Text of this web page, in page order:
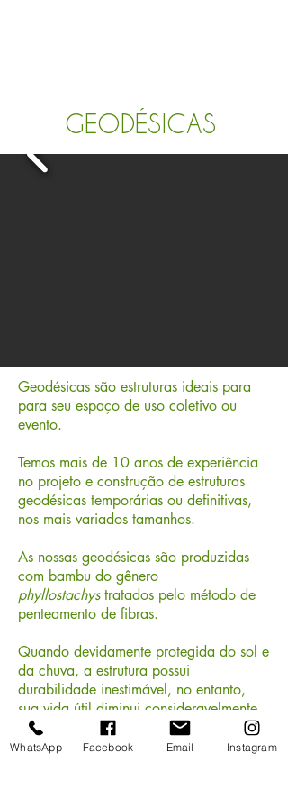
GEODÉSICAS
Geodésicas são estruturas ideais para
para seu espaço de uso coletivo ou
evento.
Temos mais de 10 anos de experiência
no projeto e construção de estruturas
geodésicas temporárias ou definitivas,
nos mais variados tamanhos.
As nossas geodésicas são produzidas
com bambu do gênero
phyllostachystratados pelo método de
penteamento de fibras.
Quando devidamente protegida do sol e
da chuva, a estrutura possui
durabilidade inestimável, no entanto,
sua vida útil diminui consideravelmente
se estiver exposta às intempéries.
WhatsApp Facebook Email Instagram